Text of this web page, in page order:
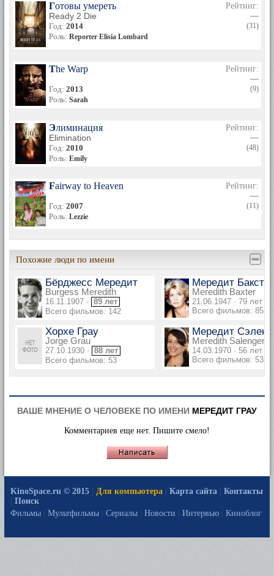
Готовы умереть
Ready 2 Die
Год: 2014
Роль: Reporter Elisia Lombard
Рейтинг:
—
(31)
The Warp
Год: 2013
Роль: Sarah
Рейтинг:
—
(9)
Элиминация
Elimination
Год: 2010
Роль: Emily
Рейтинг:
—
(48)
Fairway to Heaven
Год: 2007
Роль: Lezzie
Рейтинг:
—
(11)
Похожие люди по имени
Бёрджесс Мередит
Burgess Meredith
16.11.1907 · 89 лет
Всего фильмов: 142
Мередит
Meredith Baxter
21.06.1947 · 79 лет
Всего фильмов: 85
Хорхе Грау
Jorge Grau
27.10.1930 · 88 лет
Всего фильмов: 53
Мередит
Meredith Salenger
14.03.1970 · 56 лет
Всего фильмов: 53
ВАШЕ МНЕНИЕ О ЧЕЛОВЕКЕ ПО ИМЕНИ МЕРЕДИТ ГРАУ
Комментариев еще нет. Пишите смело!
KinoSpace.ru © 2015 Для компьютера Карта сайта
Контакты
Поиск
Фильмы
Мультфильмы Сериалы Новости Интервью Киноблог